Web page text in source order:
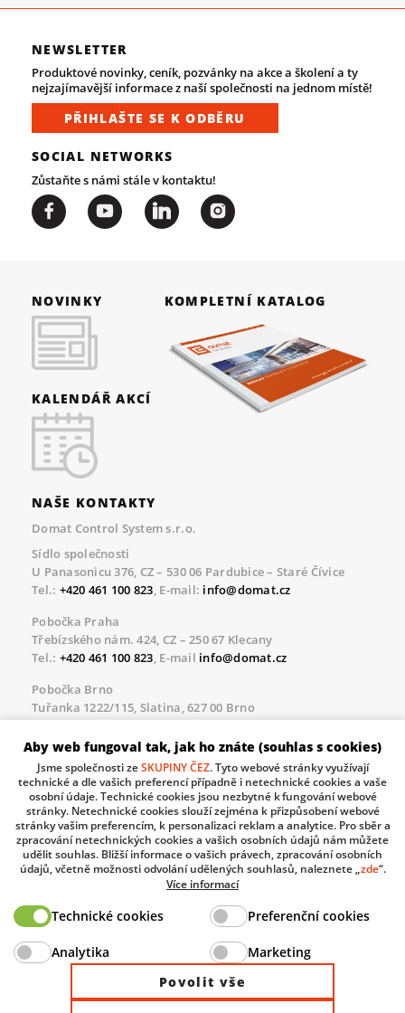
NEWSLETTER
Produktové novinky, ceník, pozvánky na akce a školení a ty
nejzajímavější informace z naší společnosti na jednom místě!
PŘIHLAŠTE SE K ODBĚRU
SOCIAL NETWORKS
Zůstaňte s námi stále v kontaktu!
NOVINKY
KALENDÁŘ AKCÍ
KOMPLETNÍ KATALOG
NAŠE KONTAKTY
Domat Control System s.r.o.
Sídlo společnosti
U Panasonicu 376, CZ – 530 06 Pardubice – Staré Čívice
Tel.: +420 461 100 823, E-mail: info@domat.cz
Pobočka Praha
Třebízského nám. 424, CZ – 250 67 Klecany
Tel.: +420 461 100 823, E-mail info@domat.cz
Pobočka Brno
Tuřanka 1222/115, Slatina, 627 00 Brno
Tel.:+420 461 100 823, E-mailinfo@domat.cz
Servisní linka pro námi realizované akce
Po – Pá 8.30 – 17.00
tel:+420 733 421 878, E-mailservis@domat.cz
Technická podpora:
Tel.:+420 461 100 666 , WhatsApp:+420 603 735 402
Informace o zpracovávaných osobních údajích.
Ministry of Industry and Trade of the Czech Republic
Aby web fungoval tak, jak ho znáte (souhlas s cookies)
Jsme společnosti zeSKUPINY ČEZ. Tyto webové stránky využívají
technické a dle vašich preferencí případně i netechnické cookies a vaše
osobní údaje. Technické cookies jsou nezbytné k fungování webové
stránky. Netechnické cookies slouží zejména k přizpůsobení webové
stránky vašim preferencím, k personalizaci reklam a analytice. Pro sběr a
zpracování netechnických cookies a vašich osobních údajů nám můžete
udělit souhlas. Bližší informace o vašich právech, zpracování osobních
údajů, včetně možnosti odvolání udělených souhlasů, naleznete „zde“.
Více informací
Technické cookies Preferenční cookies
Analytika
Marketing
Povolit vše